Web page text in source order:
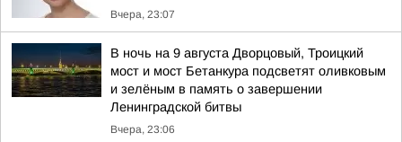
Вчера, 23:07
В ночь на 9 августа Дворцовый, Троицкий
мост и мост Бетанкура подсветят оливковым
и зелёным в память о завершении
Ленинградской битвы
Вчера, 23:06